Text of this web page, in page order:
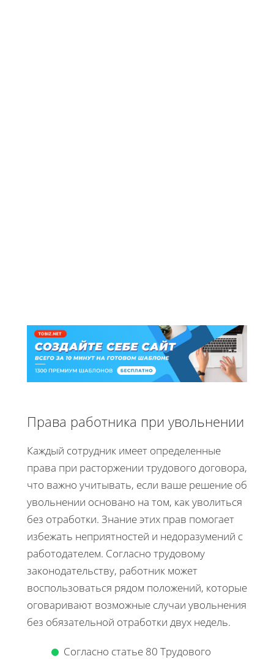
Права работника при увольнении
Каждый сотрудник имеет определенные
права при расторжении трудового договора,
что важно учитывать, если ваше решение об
увольнении основано на том, как уволиться
без отработки. Знание этих прав помогает
избежать неприятностей и недоразумений с
работодателем. Согласно трудовому
законодательству, работник может
воспользоваться рядом положений, которые
оговаривают возможные случаи увольнения
без обязательной отработки двух недель.
Согласно статье 80 Трудового